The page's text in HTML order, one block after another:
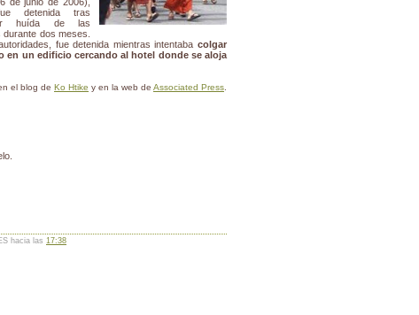
detenida tras
huída de las
durante dos meses.
fue detenida mientras intentaba colgar
en un edificio cercando al hotel donde se aloja
el blog de Ko Htike y en la web de Associated Press
hacia las 17:38